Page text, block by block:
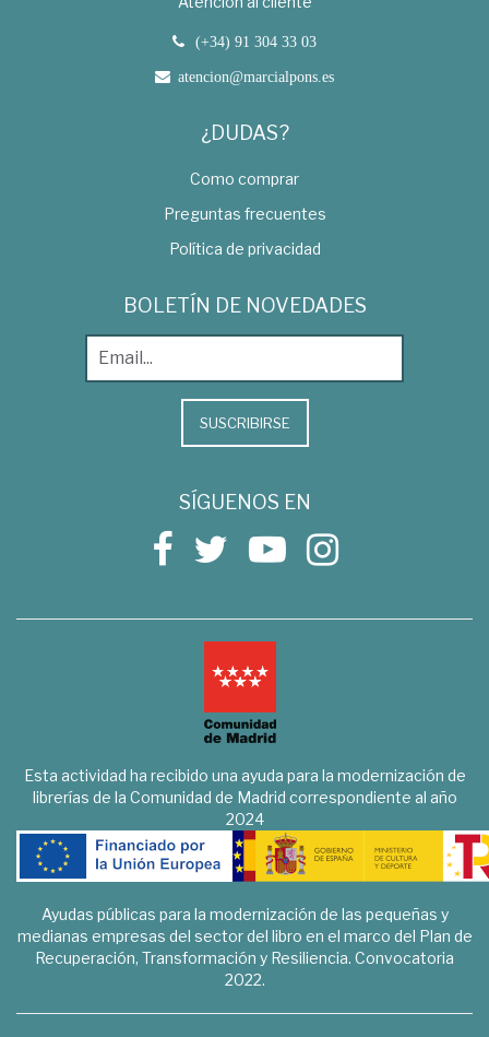
(+34) 91 304 33 03
atencion@marcialpons.es
¿DUDAS?
Como comprar
Preguntas frecuentes
Política de privacidad
BOLETÍN DE NOVEDADES
SUSCRIBIRSE
SÍGUENOS EN
Esta actividad ha recibido una ayuda para la modernización de
librerías de la Comunidad de Madrid correspondiente al año
2024
Ayudas públicas para la modernización de las pequeñas y
medianas empresas del sector del libro en el marco del Plan de
Recuperación, Transformación y Resiliencia. Convocatoria
2022.